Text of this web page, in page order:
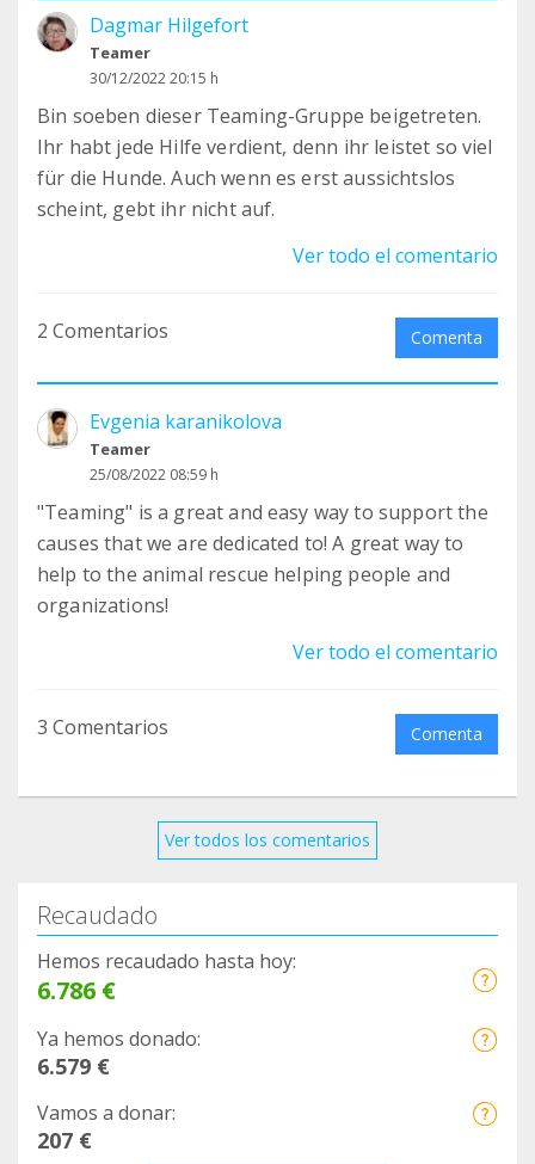
Dagmar Hilgefort
Teamer
30/12/2022 20:15 h
Bin soeben dieser Teaming-Gruppe beigetreten.
Ihr habt jede Hilfe verdient, denn ihr leistet so viel
für die Hunde. Auch wenn es erst aussichtslos
scheint, gebt ihr nicht auf.
Ver todo el comentario
2 Comentarios Comenta
Evgenia karanikolova
Teamer
25/08/2022 08:59 h
"Teaming" is a great and easy way to support the
causes that we are dedicated to! A great way to
help to the animal rescue helping people and
organizations!
Ver todo el comentario
3 Comentarios Comenta
Ver todos los comentarios
Recaudado
Hemos recaudado hasta hoy:
6.786 €
Ya hemos donado:
6.579 €
Vamos a donar:
207 €